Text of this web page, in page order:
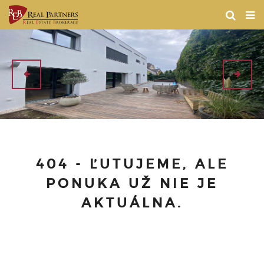
404 - ĽUTUJEME, ALE
PONUKA UŽ NIE JE
AKTUÁLNA.